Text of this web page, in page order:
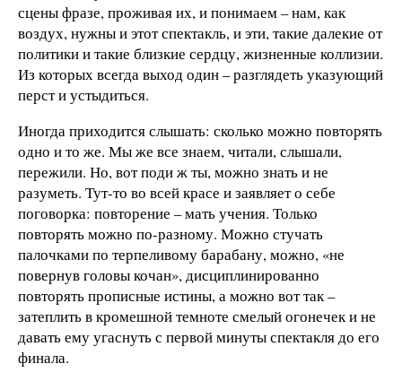
сцены фразе, проживая их, и понимаем – нам, как
воздух, нужны и этот спектакль, и эти, такие далекие от
политики и такие близкие сердцу, жизненные коллизии.
Из которых всегда выход один – разглядеть указующий
перст и устыдиться.
Иногда приходится слышать: сколько можно повторять
одно и то же. Мы же все знаем, читали, слышали,
пережили. Но, вот поди ж ты, можно знать и не
разуметь. Тут-то во всей красе и заявляет о себе
поговорка: повторение – мать учения. Только
повторять можно по-разному. Можно стучать
палочками по терпеливому барабану, можно, «не
повернув головы кочан», дисциплинированно
повторять прописные истины, а можно вот так –
затеплить в кромешной темноте смелый огонечек и не
давать ему угаснуть с первой минуты спектакля до его
финала.